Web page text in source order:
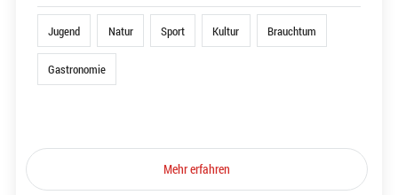
Jugend Natur Sport Kultur Brauchtum
Gastronomie
Mehr erfahren